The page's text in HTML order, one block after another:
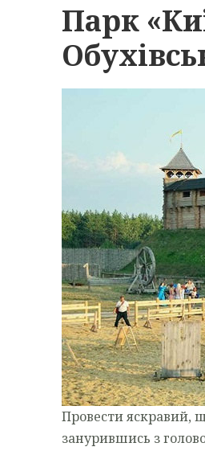
Парк
Провести яскравий,
занурившись з